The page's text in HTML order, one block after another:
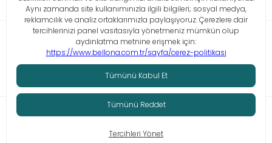
Bilgi Toplumu Hizmetleri KVKK Çerez Politikası İşlem Rehberi
© Tüm hakları saklıdır. Bellona 2026